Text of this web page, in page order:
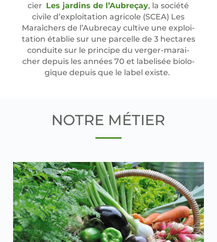
cier Les jar­dins de l’Aubreçay, la socié­té
civile d’ex­ploi­ta­tion agri­cole (SCEA) Les
Maraî­chers de l’Au­bre­cay cultive une exploi­
ta­tion éta­blie sur une par­celle de 3 hec­tares
conduite sur le prin­cipe du ver­ger-marai­
cher depuis les années 70 et labe­li­sée bio­lo­
gique depuis que le label existe.
NOTRE MÉTIER